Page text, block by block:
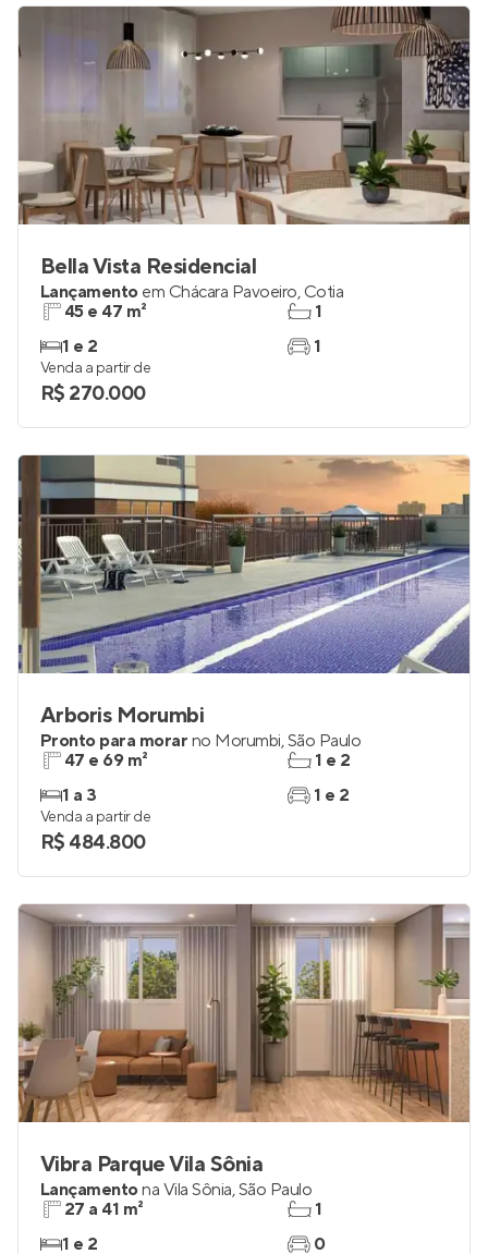
Bella Vista Residencial
Lançamento em Chácara Pavoeiro, Cotia
45 e 47 m²
1 e 2
1
1
Venda a partir de
R$ 270.000
Arboris Morumbi
Pronto para morar no Morumbi,São Paulo
47 e 69 m²
1 a 3
1 e 2
1 e 2
Venda a partir de
R$ 484.800
Vibra Parque Vila Sônia
Lançamentona Vila Sônia,São Paulo
27 a 41 m²
1 e 2
1
0